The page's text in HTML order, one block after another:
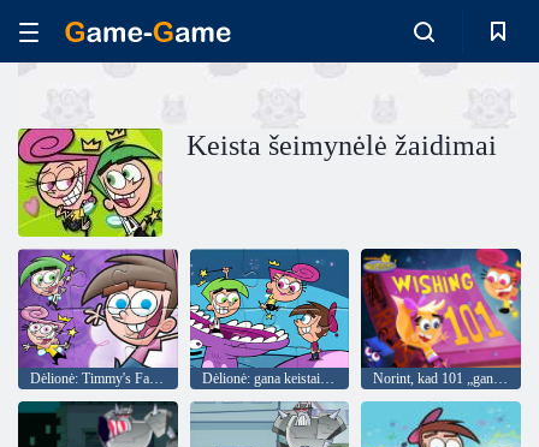
Keista šeimynėlė žaidimai
Dėlionė: Timmy's Fairy Family Dėlionė: gana keistai tėvai Norint, kad 101 „gana nepaprastas“ jaunuolis